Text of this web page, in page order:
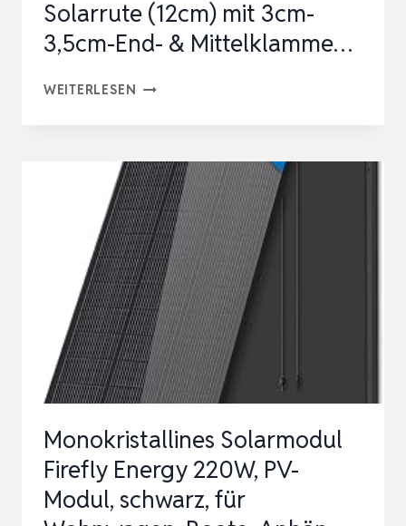
Solarrute (12cm) mit 3cm-
3,5cm-End- & Mittelklamme…
WEITERLESEN 6-
MONTAGESET
–
ALUMINIUM-
SOLARRUTE
(12CM)
MIT
3CM-
3,5CM-
END-
MITTELKLAMME…
Monokristallines Solarmodul
Firefly Energy 220W, PV-
Modul, schwarz, für